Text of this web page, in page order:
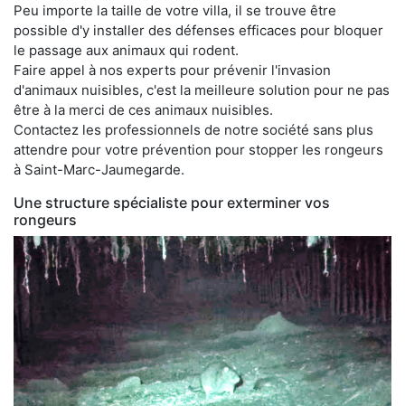
Peu importe la taille de votre villa, il se trouve être
possible d'y installer des défenses efficaces pour bloquer
le passage aux animaux qui rodent.
Faire appel à nos experts pour prévenir l'invasion
d'animaux nuisibles, c'est la meilleure solution pour ne pas
être à la merci de ces animaux nuisibles.
Contactez les professionnels de notre société sans plus
attendre pour votre prévention pour stopper les rongeurs
à Saint-Marc-Jaumegarde.
Une structure spécialiste pour exterminer vos
rongeurs